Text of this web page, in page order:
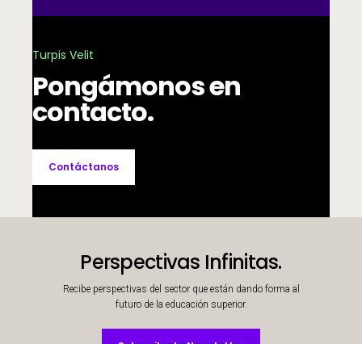
Turpis Velit
Pongámonos en
contacto.
Contáctanos
Perspectivas Infinitas.
Recibe perspectivas del sector que están dando forma al
futuro de la educación superior.